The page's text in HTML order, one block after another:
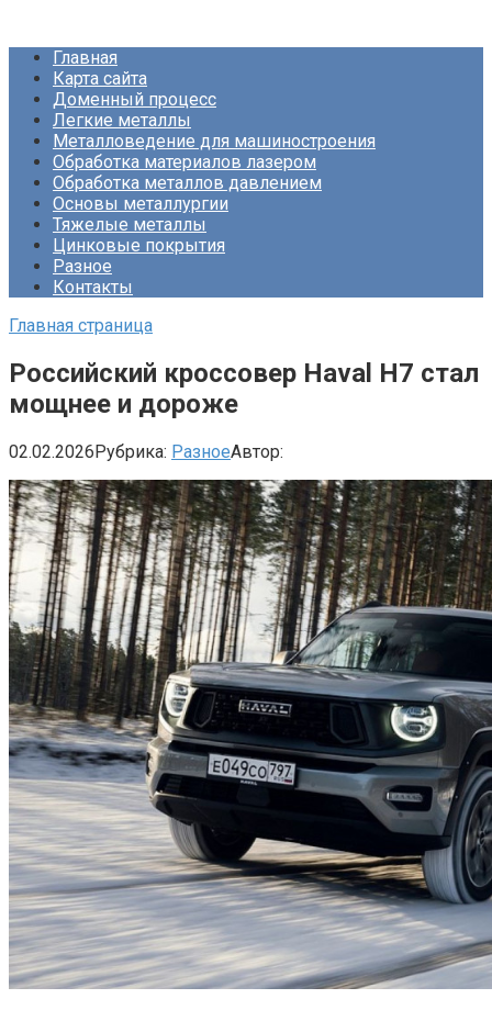
контентуГлавная
Карта сайта
Доменный процесс
Легкие металлы
Металловедение для машиностроения
Обработка материалов лазером
Обработка металлов давлением
Основы металлургии
Тяжелые металлы
Цинковые покрытия
Разное
Контакты
Главная страница
Российский кроссовер Haval H7 стал
мощнее и дороже
02.02.2026Рубрика: РазноеАвтор: